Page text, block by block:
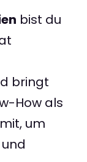
bist du
bringt
How als
um